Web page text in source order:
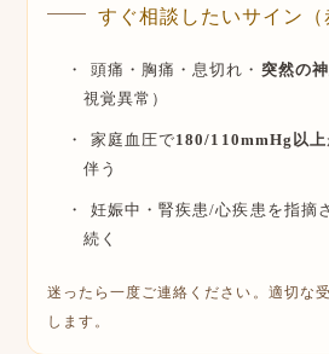
すぐ相談したいサイン（
頭痛・胸痛・息切れ・ 突然の
視覚異常）
家庭血圧で180/110mmHg以上
伴う
妊娠中・腎疾患/心疾患を指摘
続く
迷ったら一度ご連絡ください。適切な
します。